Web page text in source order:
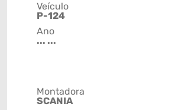
Veículo
P-124
Ano
... ...
Montadora
SCANIA